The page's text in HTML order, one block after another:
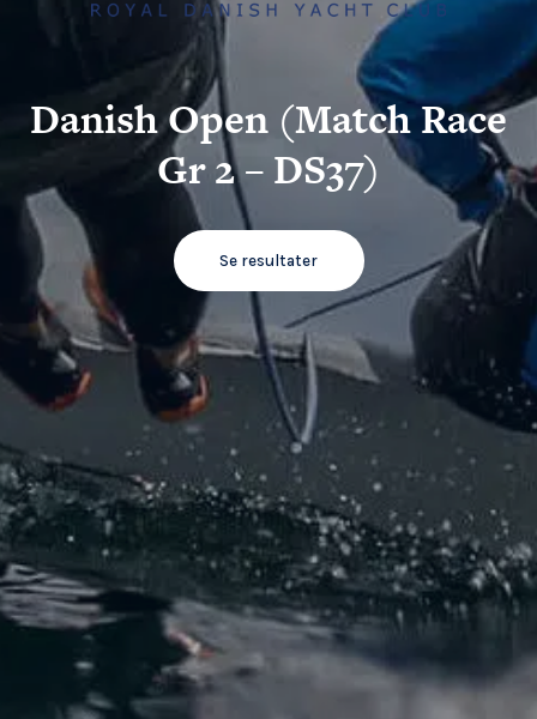
Danish Open (Match Race
Gr 2 – DS37)
Se resultater